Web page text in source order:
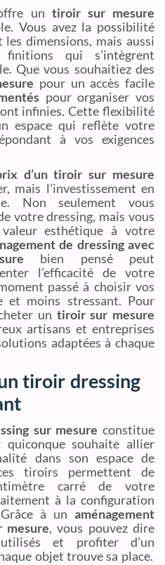
un tiroir sur mesure
Vous avez la possibilité
dimensions, mais aussi
qui s’intègrent
Que vous souhaitiez des
pour un accès facile
pour organiser vos
infinies. Cette flexibilité
espace qui reflète votre
à vos exigences
d’un tiroir sur mesure
mais l’investissement en
Non seulement vous
votre dressing, mais vous
esthétique à votre
de dressing avec
bien pensé peut
l’efficacité de votre
passé à choisir vos
et moins stressant. Pour
un tiroir sur mesure
artisans et entreprises
adaptées à chaque
tiroir dressing
sur mesure constitue
souhaite allier
dans son espace de
tiroirs permettent de
carré de votre
à la configuration
à un aménagement
mesure, vous pouvez dire
et profiter d’un
objet trouve sa place.